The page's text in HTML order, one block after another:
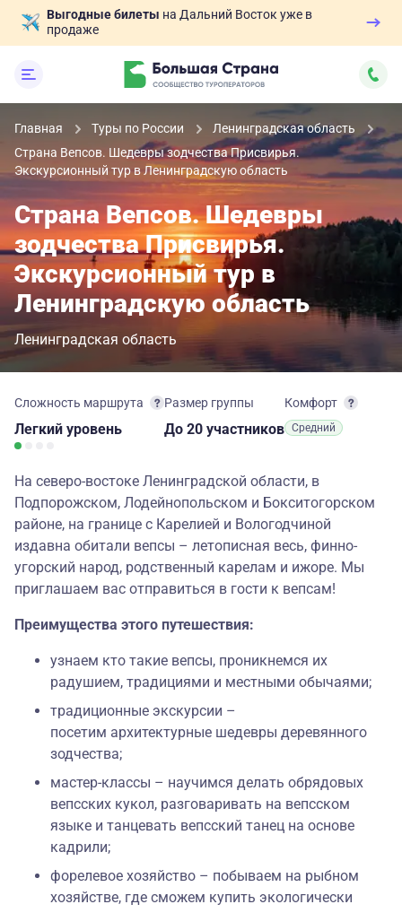
Выгодные билеты на Дальний Восток уже в
продаже
Главная Туры по России
Ленинградская область
Страна Вепсов. Шедевры зодчества Присвирья.
Экскурсионный тур в Ленинградскую область
Страна Вепсов. Шедевры
зодчества Присвирья.
Экскурсионный тур в
Ленинградскую область
Ленинградская область
Сложность маршрута
Легкий уровень
Комфорт
Средний
Размер группы
до 20 участников
На северо-востоке Ленинградской области, в
Подпорожском, Лодейнопольском и Бокситогорском
районе, на границе с Карелией и Вологодчиной
издавна обитали вепсы – летописная весь, финно-
угорский народ, родственный карелам и ижоре. Мы
приглашаем вас отправиться в гости к вепсам!
Преимущества этого путешествия:
узнаем кто такие вепсы, проникнемся их
радушием, традициями и местными обычаями;
традиционные экскурсии –
посетим архитектурные шедевры деревянного
зодчества;
мастер-классы – научимся делать обрядовых
вепсских кукол, разговаривать на вепсском
языке и танцевать вепсский танец на основе
кадрили;
форелевое хозяйство – побываем на рыбном
хозяйстве, где сможем купить экологически